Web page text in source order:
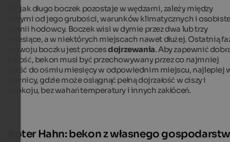
To, jak długo boczek pozostaje w wędzarni, zależy między
innymi od jego grubości, warunków klimatycznych i
opinii hodowcy. Boczek wisi w dymie przez dwa lub trzy
miesiące, a w niektórych miejscach nawet dłużej. Ostatnią
rozwoju boczku jest procesdojrzewania. Aby zapewnić
jakość, bekon musi być przechowywany przez co najmniej
sześć do ośmiu miesięcy w odpowiednim miejscu, najlepiej
piwnicy, gdzie może osiągnąć pełną dojrzałość w ciszy i
spokoju, bez wahań temperatury i innych zakłóceń.
Roter Hahn: bekon z własnego